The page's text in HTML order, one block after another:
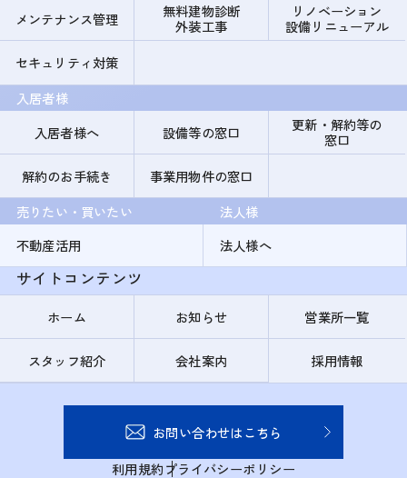
メンテナンス管理
無料建物診断
外装工事
リノベーション
設備リニューアル
セキュリティ対策
入居者様
入居者様へ
設備等の窓口
更新・解約等の
窓口
解約のお手続き
事業用物件の窓口
売りたい・買いたい
不動産活用
法人様
法人様へ
サイトコンテンツ
ホーム お知らせ 営業所一覧
スタッフ紹介 会社案内 採用情報
お問い合わせはこちら
利用規約プライバシーポリシー